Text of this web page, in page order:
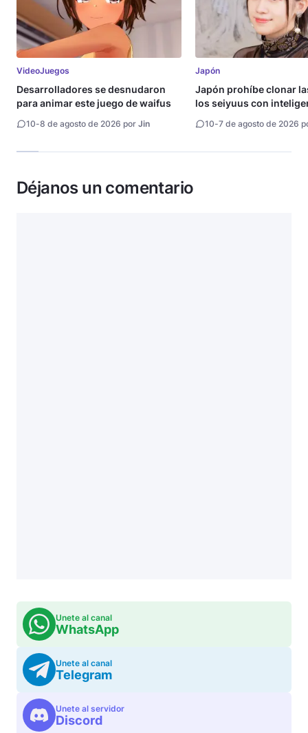
VideoJuegos
Desarrolladores se desnudaron
para animar este juego de waifus
10-8 de agosto de 2026 por Jin
Japón
Japón prohíbe clonar
los seiyuus con
10-7 de agosto de 2026
Déjanos un comentario
Unete al canal
WhatsApp
Unete al canal
Telegram
Unete al servidor
Discord